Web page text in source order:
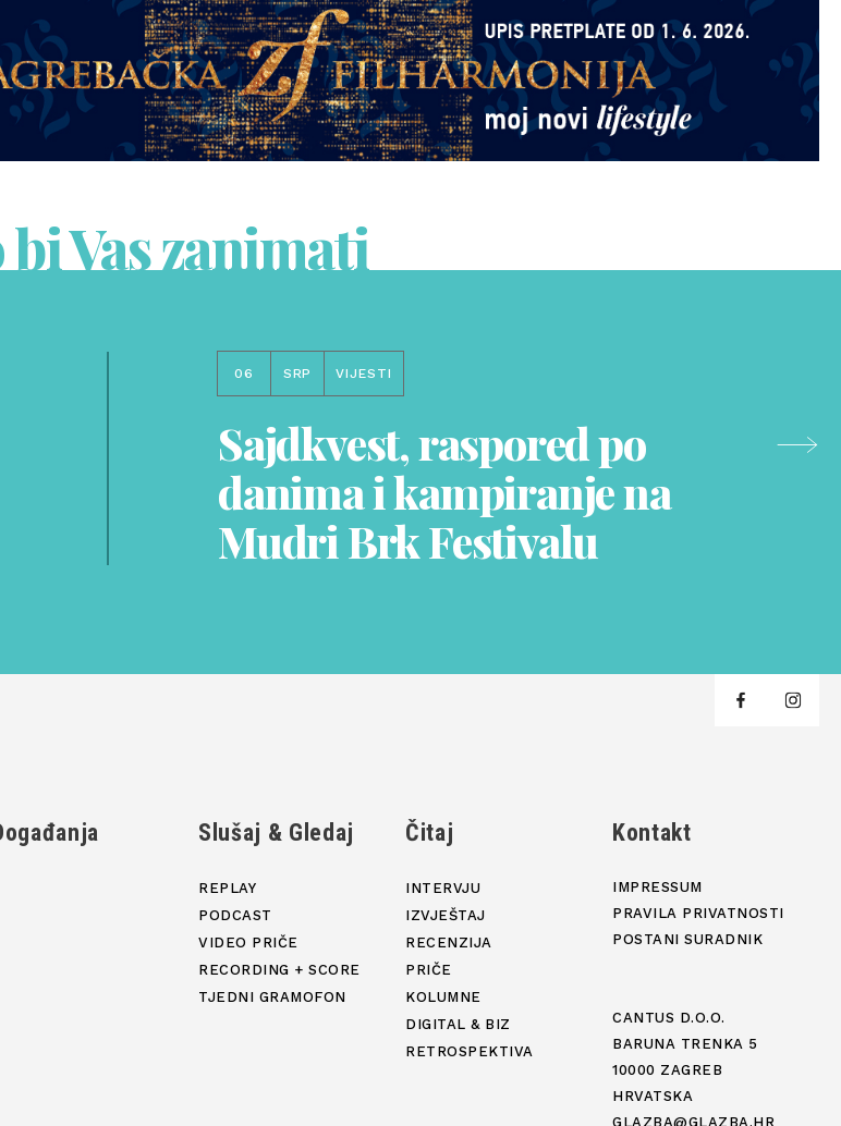
Vas zanimati
06 SRP VIJESTI
Sajdkvest, raspored po
danima i kampiranje na
Mudri Brk Festivalu
Slušaj & Gledaj
REPLAY
PODCAST
VIDEO PRIČE
RECORDING + SCORE
TJEDNI GRAMOFON
Čitaj
INTERVJU
IZVJEŠTAJ
RECENZIJA
PRIČE
KOLUMNE
DIGITAL & BIZ
RETROSPEKTIVA
Kontakt
IMPRESSUM
PRAVILA PRIVATNOSTI
POSTANI SURADNIK
CANTUS D.O.O.
BARUNA TRENKA 5
10000 ZAGREB
HRVATSKA
GLAZBA@GLAZBA.HR